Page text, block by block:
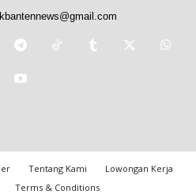
Tentang Kami
Lowongan Kerja
Terms & Conditions